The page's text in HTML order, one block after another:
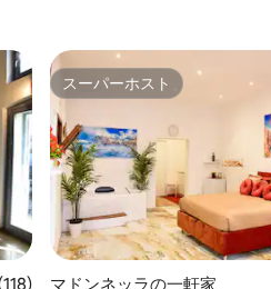
118件、5つ星中4.82つ星の平均評価
スーパーホスト
スーパーホスト
マドンネッラの一軒家